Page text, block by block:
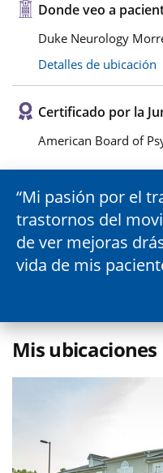
Donde veo a
Duke Neurology
Detalles de ubicación
Certificado por la
American Board of
Mi pasión por el
trastornos del
de ver mejoras
vida de mis
Mis ubicaciones